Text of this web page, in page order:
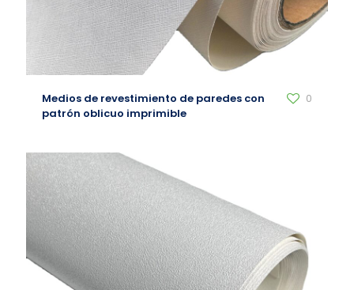
Medios de revestimiento de paredes con
patrón oblicuo imprimible
0